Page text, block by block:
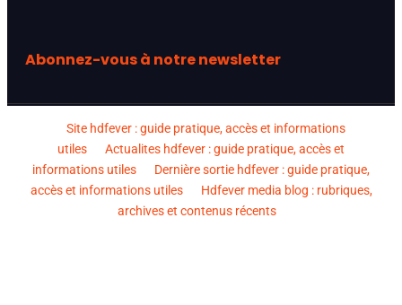
Abonnez-vous à notre newsletter
Site hdfever : guide pratique, accès et informations
utiles
Actualites hdfever : guide pratique, accès et
informations utiles
Dernière sortie hdfever : guide pratique,
accès et informations utiles
Hdfever media blog : rubriques,
archives et contenus récents